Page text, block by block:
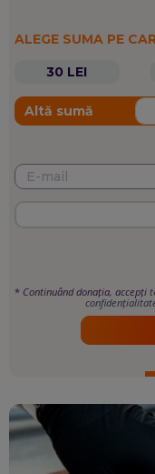
ALEGE SUMA PE
30 LEI
Altă sumă
* Continuând donația, accepți